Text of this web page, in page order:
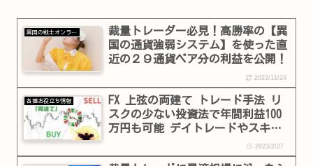
異国の戦士オンラインショップ
裁量トレーダー必見！高勝率の【異
国の通貨強弱システム】を使った直
近の２９通貨ペア分の利益を公開！
2023/11/24
各種お役立ち情報
FX 上弦の両建て トレード手法 リ
スクの少ない投資法で年間利益100
万円も可能 デイトレードやスキャ
ルピングの方にもお勧めしたトレー
ド手法 必勝法 ツール
2023/2/27